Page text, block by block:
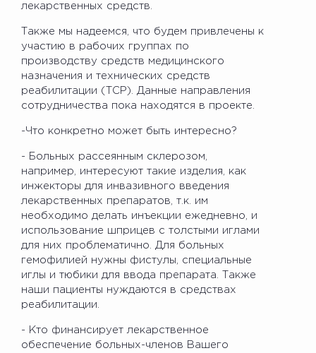
лекарственных средств.
Также мы надеемся, что будем привлечены к
участию в рабочих группах по
производству средств медицинского
назначения и технических средств
реабилитации (ТСР). Данные направления
сотрудничества пока находятся в проекте.
-Что конкретно может быть интересно?
- Больных рассеянным склерозом,
например, интересуют такие изделия, как
инжекторы для инвазивного введения
лекарственных препаратов, т.к. им
необходимо делать инъекции ежедневно, и
использование шприцев с толстыми иглами
для них проблематично. Для больных
гемофилией нужны фистулы, специальные
иглы и тюбики для ввода препарата. Также
наши пациенты нуждаются в средствах
реабилитации.
- Кто финансирует лекарственное
обеспечение больных-членов Вашего